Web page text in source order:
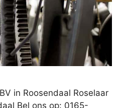
in Roosendaal Roselaar
Bel ons op: 0165-